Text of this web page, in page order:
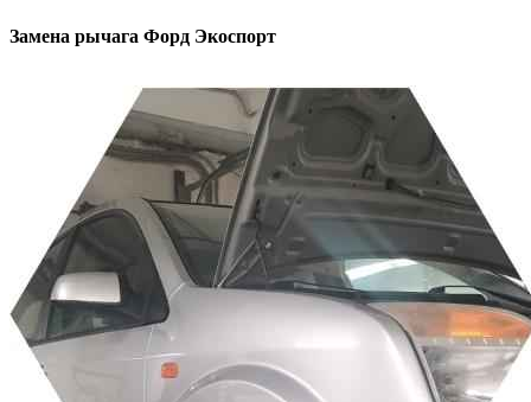
Замена рычага Форд Экоспорт